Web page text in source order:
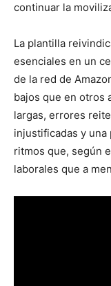
continuar la
La plantilla
esenciales en un
de la red de
bajos que en otros
largas, errores
injustificadas y
ritmos que, según
laborales que a